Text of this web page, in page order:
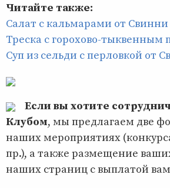
Читайте также:
Салат с кальмарами от Свинни
Треска с горохово-тыквенным
Суп из сельди с перловкой от
Если вы хотите
Клубом, мы предлагаем две
наших мероприятиях
пр.), а также размещение
наших страниц с выплатой